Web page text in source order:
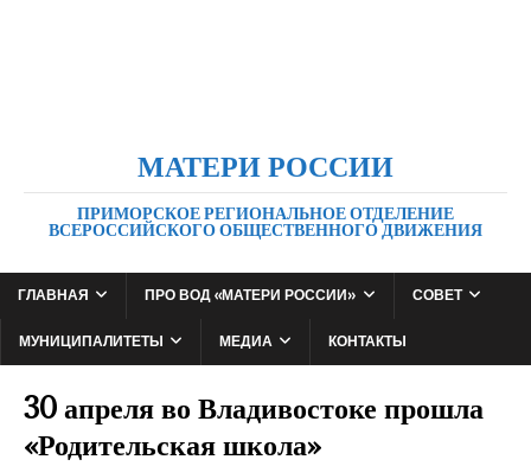
МАТЕРИ РОССИИ
ПРИМОРСКОЕ РЕГИОНАЛЬНОЕ ОТДЕЛЕНИЕ
ВСЕРОССИЙСКОГО ОБЩЕСТВЕННОГО ДВИЖЕНИЯ
ГЛАВНАЯ ПРО ВОД «МАТЕРИ РОССИИ»
СОВЕТ
МУНИЦИПАЛИТЕТЫ
МЕДИА КОНТАКТЫ
30 апреля во Владивостоке прошла
«Родительская школа»